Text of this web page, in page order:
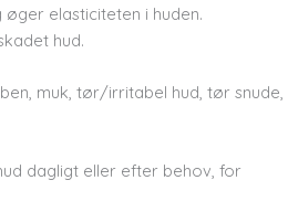
elasticiteten i huden.
hud.
muk, tør/irritabel hud, tør snude,
dagligt eller efter behov, for